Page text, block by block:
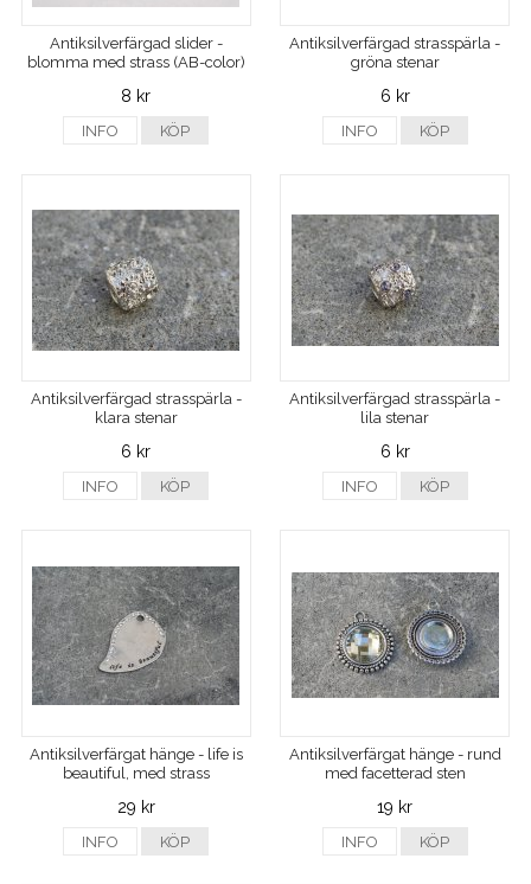
Antiksilverfärgad slider -
blomma med strass (AB-color)
8 kr
INFO KÖP
Antiksilverfärgad strasspärla -
gröna stenar
6 kr
INFO KÖP
Antiksilverfärgad strasspärla -
klara stenar
6 kr
INFO KÖP
Antiksilverfärgad strasspärla -
lila stenar
6 kr
INFO KÖP
Antiksilverfärgat hänge - life is
beautiful, med strass
29 kr
INFO KÖP
Antiksilverfärgat hänge - rund
med facetterad sten
19 kr
INFO KÖP